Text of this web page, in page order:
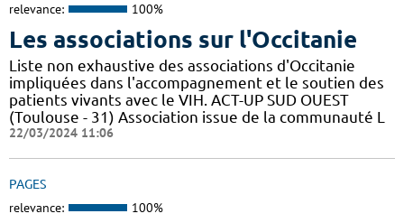
relevance: 100%
Les associations sur l'Occitanie
Liste non exhaustive des associations d'Occitanie
impliquées dans l'accompagnement et le soutien des
patients vivants avec le VIH. ACT-UP SUD OUEST
(Toulouse - 31) Association issue de la communauté L
22/03/2024 11:06
PAGES
relevance: 100%